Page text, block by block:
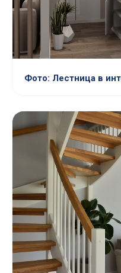
Фото: Лестница в